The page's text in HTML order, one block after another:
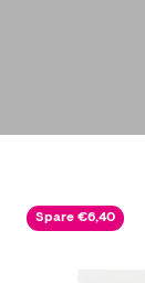
Spare €6,40